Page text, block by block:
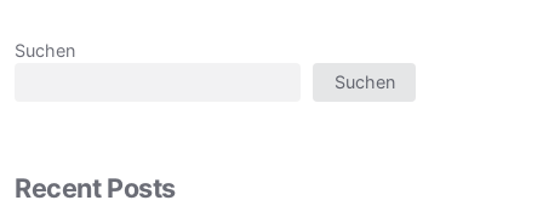
Suchen
Suchen
Recent Posts